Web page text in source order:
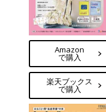
Amazon
で購入
楽天ブックス
で購入